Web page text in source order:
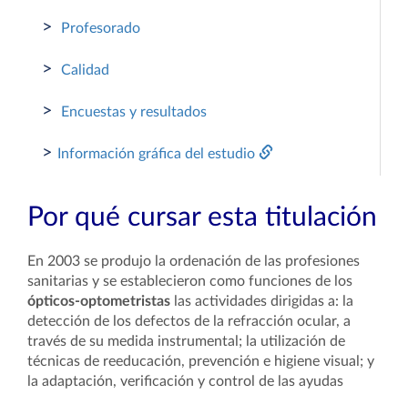
> Profesorado
> Calidad
> Encuestas y resultados
> Información gráfica del estudio
Por qué cursar esta titulación
En 2003 se produjo la ordenación de las profesiones
sanitarias y se establecieron como funciones de los
ópticos-optometristas las actividades dirigidas a: la
detección de los defectos de la refracción ocular, a
través de su medida instrumental; la utilización de
técnicas de reeducación, prevención e higiene visual; y
la adaptación, verificación y control de las ayudas